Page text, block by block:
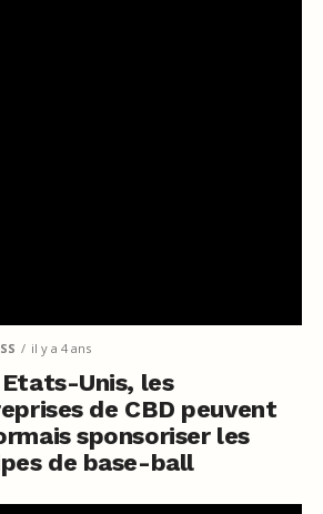
il y a 4 ans
Unis, les
de CBD peuvent
sponsoriser les
de base-ball